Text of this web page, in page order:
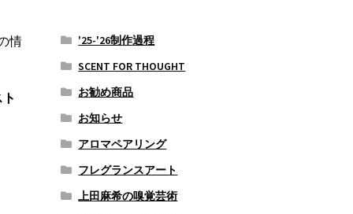
情
'25-'26制作過程
SCENT FOR THOUGHT
お勧め商品
お知らせ
アロマペアリング
フレグランスアート
上田麻希の嗅覚芸術